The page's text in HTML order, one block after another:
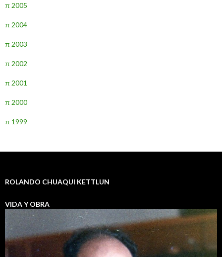
π 2005
π 2004
π 2003
π 2002
π 2001
π 2000
π 1999
ROLANDO CHUAQUI KETTLUN
VIDA Y OBRA